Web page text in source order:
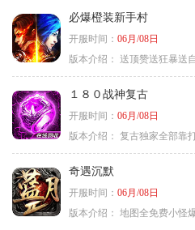
必爆橙装新手村
开服时间： 06月/08日
版本介绍： 送顶赞送狂暴送
１８０战神复古
开服时间： 06月/08日
版本介绍： 复古独家全部靠
奇遇沉默
开服时间： 06月/08日
版本介绍： 地图全免费小怪